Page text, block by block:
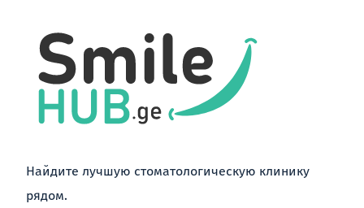
Найдите лучшую стоматологическую клинику
рядом.